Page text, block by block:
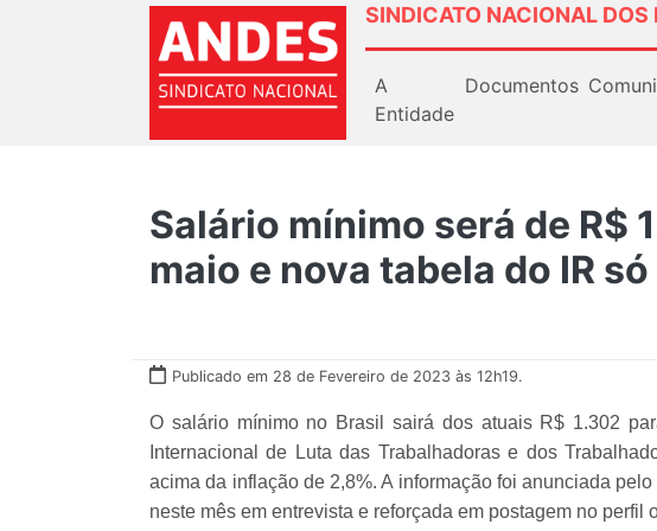
SINDICATO NACIONAL DOS
A
Entidade
Documentos
Salário mínimo será de R$
maio e nova tabela do IR
Publicado em 28 de Fevereiro de 2023 às 12h19.
O salário mínimo no Brasil sairá dos atuais R$ 1.302
Internacional de Luta das Trabalhadoras e dos
acima da inflação de 2,8%. A informação foi anunciada
neste mês em entrevista e reforçada em postagem no perfil